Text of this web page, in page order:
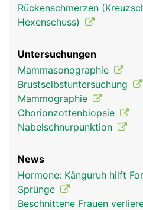
Rückenschmerzen
Hexenschuss)
Untersuchungen
Mammasonographie
Brustselbstuntersuchung
Mammographie
Chorionzottenbiopsie
Nabelschnurpunktion
News
Hormone: Känguruh hilft
Sprünge
Beschnittene Frauen